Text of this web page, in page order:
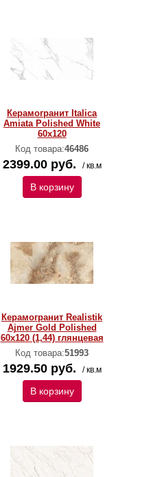
Керамогранит Italica
Amiata Polished White
60х120
Код товара:46486
2399.00 руб. / кв.м
В корзину
Керамогранит Realistik
Ajmer Gold Polished
60x120 (1,44) глянцевая
Код товара:51993
1929.50 руб. / кв.м
В корзину